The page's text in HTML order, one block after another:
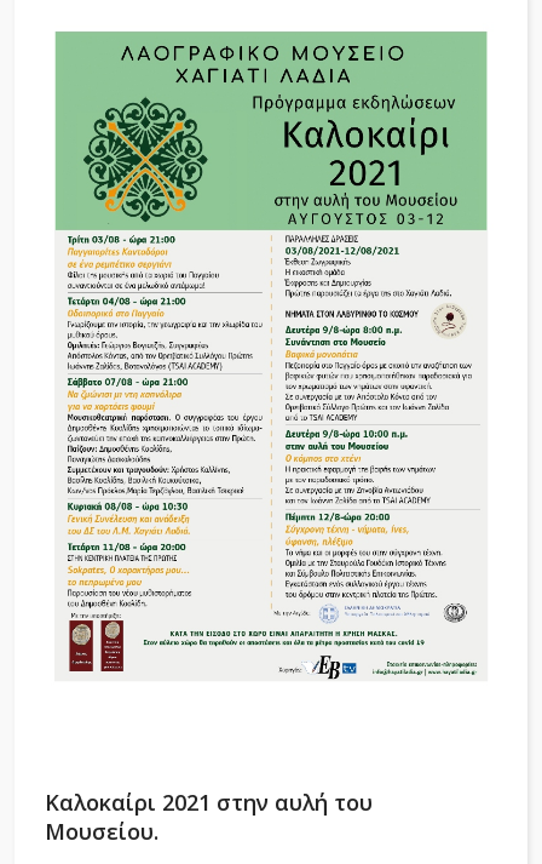
Καλοκαίρι 2021 στην αυλή του
Μουσείου.